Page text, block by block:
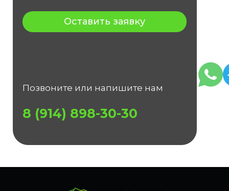
8 (914) 898-30-30
Позвоните или напишите нам
Оставить заявку